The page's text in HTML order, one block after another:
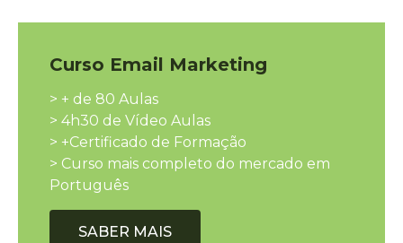
Curso Email Marketing
> + de 80 Aulas
> 4h30 de Vídeo Aulas
> +Certificado de Formação
> Curso mais completo do mercado em
Português
SABER MAIS